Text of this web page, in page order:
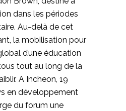
dans les périodes
Au-delà de cet
la mobilisation pour
d’une éducation
tout au long de la
A Incheon, 19
en développement
du forum une